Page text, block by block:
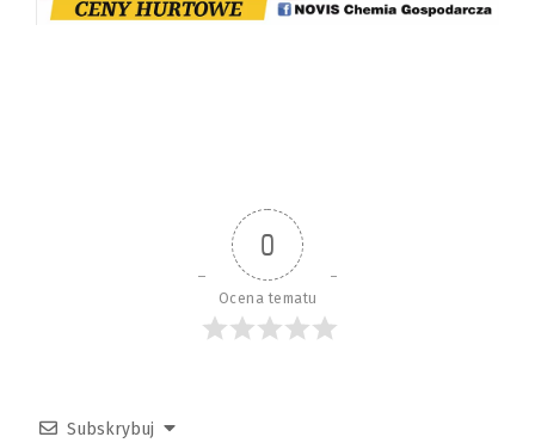
0
Ocena tematu
Subskrybuj